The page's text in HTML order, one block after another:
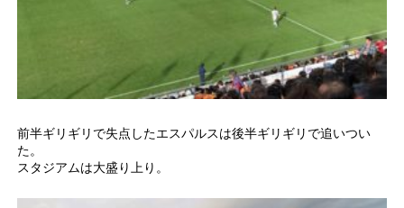
前半ギリギリで失点したエスパルスは後半ギリギリで追いつい
た。
スタジアムは大盛り上り。